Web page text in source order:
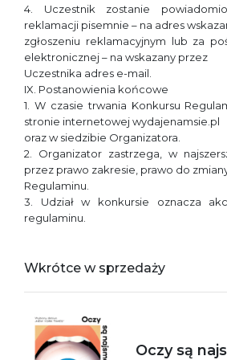
4. Uczestnik zostanie
reklamacji pisemnie – na adres
zgłoszeniu reklamacyjnym lub za
elektronicznej – na wskazany przez
Uczestnika adres e-mail.
IX. Postanowienia końcowe
1. W czasie trwania Konkursu
stronie internetowej wydajenamsie.pl
oraz w siedzibie Organizatora.
2. Organizator zastrzega, w
przez prawo zakresie, prawo do
Regulaminu.
3. Udział w konkursie oznacza
regulaminu.
Wkrótce w sprzedaży
Oczy są